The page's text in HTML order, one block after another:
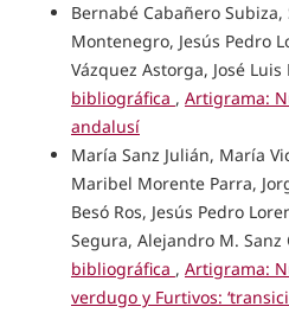
Bernabé Cabañero
Montenegro, Jesús Pedro
Vázquez Astorga, José Luis
bibliográfica , Artigrama:
andalusí
María Sanz Julián, María
Maribel Morente Parra,
Besó Ros, Jesús Pedro
Segura, Alejandro M. Sanz
bibliográfica , Artigrama:
verdugo y Furtivos: